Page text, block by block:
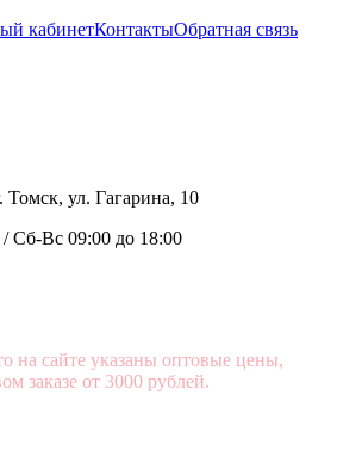
кабинетКонтактыОбратная связь
Томск, ул. Гагарина, 10
/Сб-Вс 09:00 до 18:00
на сайте указаны оптовые цены,
заказе от 3000 рублей.